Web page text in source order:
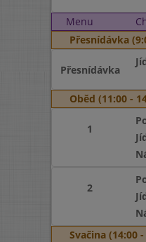
Menu
Přesnídávka
Přesnídávka
Oběd (11:00 -
1
2
Svačina (14:00 -